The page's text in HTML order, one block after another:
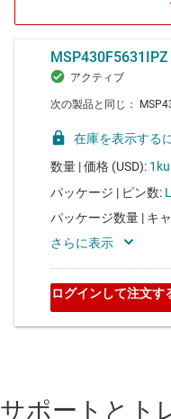
サポートとト